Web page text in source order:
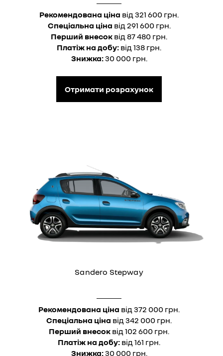
Рекомендована ціна від 321 600 грн.
Спеціальна ціна від 291 600 грн.
Перший внесок від 87 480 грн.
Платіж на добу: від 138 грн.
Знижка:30 000 грн.
Отримати розрахунок
Sandero Stepway
Рекомендована ціна від 372 000 грн.
Спеціальна ціна від 342 000 грн.
Перший внесок від 102 600 грн.
Платіж на добу: від 161 грн.
Знижка:30 000 грн.